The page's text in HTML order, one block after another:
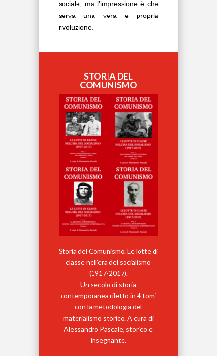
sociale, ma l’impressione è che
serva una vera e propria
rivoluzione.
STORIA DEL
COMUNISMO
Storia del Comunismo. Le lotte di
classe nell’era del socialismo
(1917-2017).
Un secolo di storia
contemporanea riletto in 4 tomi
con la metodologia del
materialismo storico. A cura di
Alessandro Pascale, storico e
insegnante.